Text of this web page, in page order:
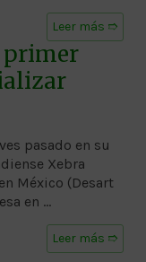
Leer más ➱
primer
pasado en su
Xebra
México (Desart
en …
Leer más ➱